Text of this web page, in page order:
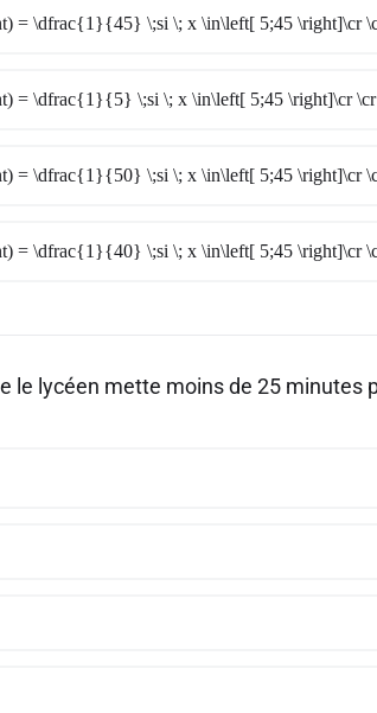
= \dfrac{1}{45} \;si \; x \in\left[ 5;45 \right]\cr
= \dfrac{1}{5} \;si \; x \in\left[ 5;45 \right]\cr
= \dfrac{1}{50} \;si \; x \in\left[ 5;45 \right]\cr
= \dfrac{1}{40} \;si \; x \in\left[ 5;45 \right]\cr
le lycéen mette moins de 25 minutes